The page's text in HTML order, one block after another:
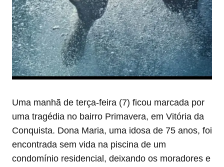
Uma manhã de terça-feira (7) ficou marcada por
uma tragédia no bairro Primavera, em Vitória da
Conquista. Dona Maria, uma idosa de 75 anos, foi
encontrada sem vida na piscina de um
condomínio residencial, deixando os moradores e